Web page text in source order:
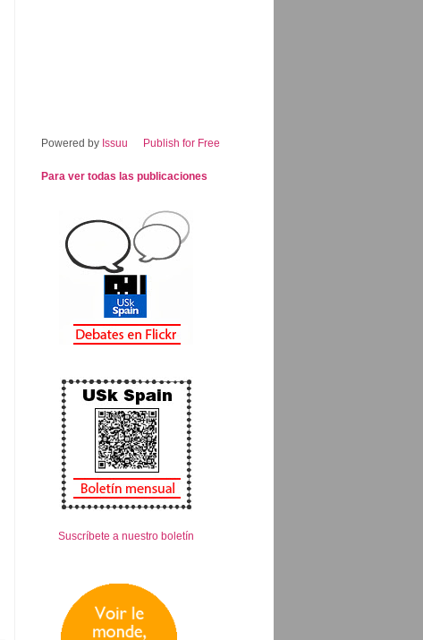
Powered by Issuu Publish for Free
Para ver todas las publicaciones
Suscríbete a nuestro boletín